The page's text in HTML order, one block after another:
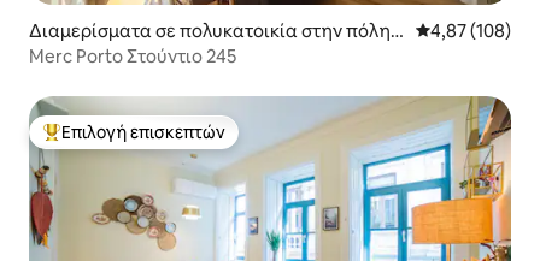
Διαμερίσματα σε πολυκατοικία στην πόλη
Πόρτο
Μέση
4,87 (108)
Merc Porto Στούντιο 245
Κορυφαία επιλογή επισκεπτών
Επιλογή επισκεπτών